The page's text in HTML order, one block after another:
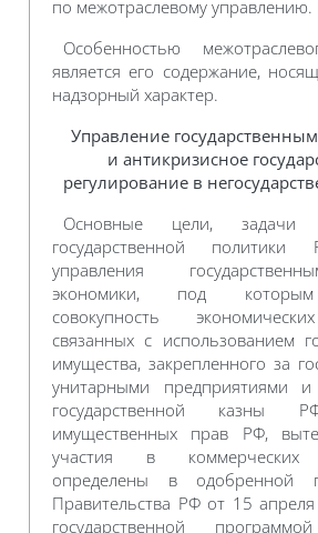
по межотраслевому управлению.
Особенностью
является его содержание,
надзорный характер.
Управление
и антикризисное
регулирование в
Основные цели,
государственной
управления
экономики, под которым
совокупность
связанных с использованием
имущества, закрепленного за
унитарными предприятиями и
государственной
имущественных прав РФ,
участия в коммерческих
определены в одобренной
Правительства РФ от 15
государственной